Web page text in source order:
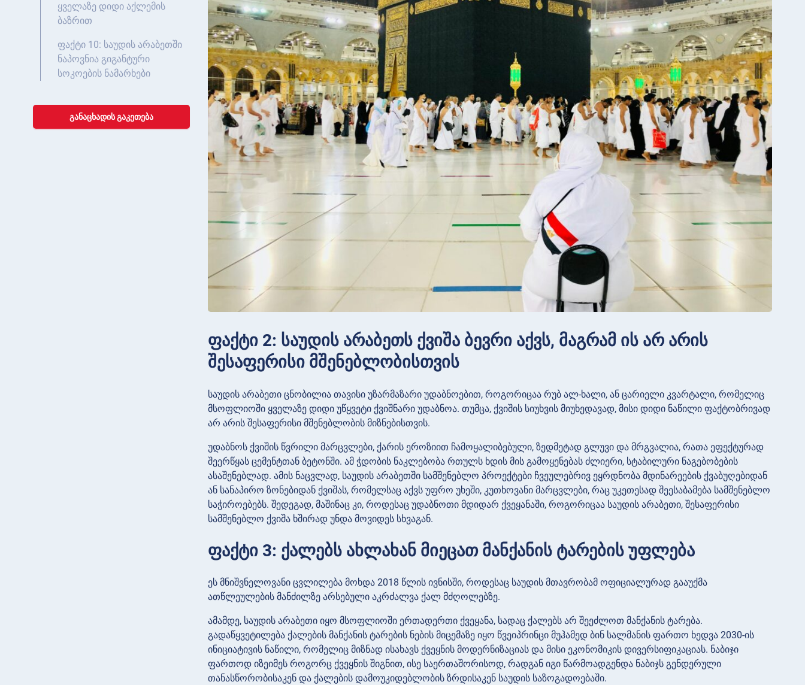
ყველაზე დიდი აქლემის
ბაზრით
ფაქტი 10: საუდის არაბეთში
ნაპოვნია გიგანტური
სოკოების ნამარხები
ᲒᲐᲜᲐᲪᲮᲐᲓᲘᲡ ᲒᲐᲙᲔᲗᲔᲑᲐ
ფაქტი 2: საუდის არაბეთს ქვიშა ბევრი აქვს, მაგრამ ის არ არის
შესაფერისი მშენებლობისთვის
საუდის არაბეთი ცნობილია თავისი უზარმაზარი უდაბნოებით, როგორიცაა რუბ ალ-ხალი, ან ცარიელი კვარტალი, რომელიც
მსოფლიოში ყველაზე დიდი უწყვეტი ქვიშნარი უდაბნოა. თუმცა, ქვიშის სიუხვის მიუხედავად, მისი დიდი ნაწილი ფაქტობრივად
არ არის შესაფერისი მშენებლობის მიზნებისთვის.
უდაბნოს ქვიშის წვრილი მარცვლები, ქარის ეროზიით ჩამოყალიბებული, ზედმეტად გლუვი და მრგვალია, რათა ეფექტურად
შეერწყას ცემენტთან ბეტონში. ამ ჭდობის ნაკლებობა რთულს ხდის მის გამოყენებას ძლიერი, სტაბილური ნაგებობების
ასაშენებლად. ამის ნაცვლად, საუდის არაბეთში სამშენებლო პროექტები ჩვეულებრივ ეყრდნობა მდინარეების ქვაბუღებიდან
ან სანაპირო ზონებიდან ქვიშას, რომელსაც აქვს უფრო უხეში, კუთხოვანი მარცვლები, რაც უკეთესად შეესაბამება სამშენებლო
საჭიროებებს. შედეგად, მაშინაც კი, როდესაც უდაბნოთი მდიდარ ქვეყანაში, როგორიცაა საუდის არაბეთი, შესაფერისი
სამშენებლო ქვიშა ხშირად უნდა მოვიდეს სხვაგან.
ფაქტი 3: ქალებს ახლახან მიეცათ მანქანის ტარების უფლება
ეს მნიშვნელოვანი ცვლილება მოხდა 2018 წლის ივნისში, როდესაც საუდის მთავრობამ ოფიციალურად გააუქმა
ათწლეულების მანძილზე არსებული აკრძალვა ქალ მძღოლებზე.
ამამდე, საუდის არაბეთი იყო მსოფლიოში ერთადერთი ქვეყანა, სადაც ქალებს არ შეეძლოთ მანქანის ტარება.
გადაწყვეტილება ქალების მანქანის ტარების ნების მიცემაზე იყო წვეიპრინცი მუჰამედ ბინ სალმანის ფართო ხედვა 2030-ის
ინიციატივის ნაწილი, რომელიც მიზნად ისახავს ქვეყნის მოდერნიზაციას და მისი ეკონომიკის დივერსიფიკაციას. ნაბიჯი
ფართოდ იზეიმეს როგორც ქვეყნის შიგნით, ისე საერთაშორისოდ, რადგან იგი წარმოადგენდა ნაბიჯს გენდერული
თანასწორობისაკენ და ქალების დამოუკიდებლობის ზრდისაკენ საუდის საზოგადოებაში.